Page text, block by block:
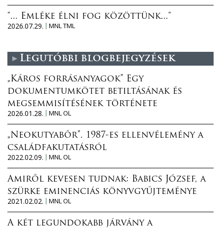
"... Emléke élni fog közöttünk..."
2026.07.29.
MNL TML
Legutóbbi blogbejegyzések
„Káros forrásanyagok” Egy
dokumentumkötet betiltásának és
megsemmisítésének története
2026.01.28.
MNL OL
„Neokutyabőr”. 1987-es ellenvélemény a
családfakutatásról
2022.02.09.
MNL OL
Amiről kevesen tudnak: Babics József, a
szürke eminenciás könyvgyűjteménye
2021.02.02.
MNL OL
A két legundokabb járvány a